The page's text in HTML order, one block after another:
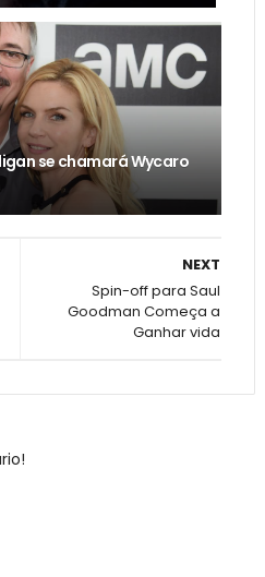
se chamará Wycaro
NEXT
Spin-off para Saul
Goodman Começa a
Ganhar vida